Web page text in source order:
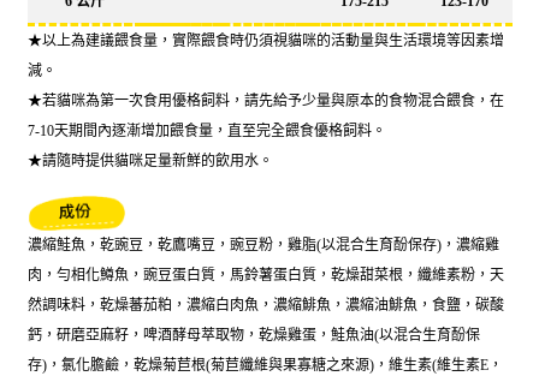
★以上為建議餵食量，實際餵食時仍須視貓咪的活動量與生活環境等因素增
減。
★若貓咪為第一次食用優格飼料，請先給予少量與原本的食物混合餵食，在
7-10天期間內逐漸增加餵食量，直至完全餵食優格飼料。
★請隨時提供貓咪足量新鮮的飲用水。
濃縮鮭魚，乾豌豆，乾鷹嘴豆，豌豆粉，雞脂(以混合生育酚保存)，濃縮雞
肉，勻相化鱒魚，豌豆蛋白質，馬鈴薯蛋白質，乾燥甜菜根，纖維素粉，天
然調味料，乾燥蕃茄粕，濃縮白肉魚，濃縮鯡魚，濃縮油鯡魚，食鹽，碳酸
鈣，研磨亞麻籽，啤酒酵母萃取物，乾燥雞蛋，鮭魚油(以混合生育酚保
存)，氯化膽鹼，乾燥菊苣根(菊苣纖維與果寡糖之來源)，維生素(維生素E，